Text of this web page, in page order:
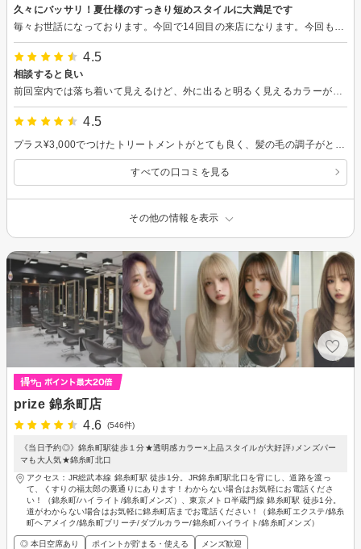
久々にバッサリ！夏仕様のすっきり短めスタイルに大満足です
4.5
相談すると良い
4.5
すべての口コミを見る
その他の情報を表示
prize 錦糸町店
4.6
(546件)
《当日予約◎》錦糸町駅徒歩１分★透明感カラー×上品スタイルが大好評♪メンズパー
マも大人気★錦糸町北口
アクセス：JR総武本線 錦糸町駅 徒歩1分。JR錦糸町駅北口を背にし、道路を渡っ
て、くすりの福太郎の裏通りにあります！わからない場合はお気軽にお電話くださ
い！（錦糸町/ハイライト/錦糸町メンズ）、東京メトロ半蔵門線 錦糸町駅 徒歩1分。
道がわからない場合はお気軽に錦糸町店までお電話ください！（錦糸町エクステ/錦糸
町ヘアメイク/錦糸町ブリーチ/ダブルカラー/錦糸町ハイライト/錦糸町メンズ）
◎ 本日空席あり ポイントが貯まる・使える メンズ歓迎